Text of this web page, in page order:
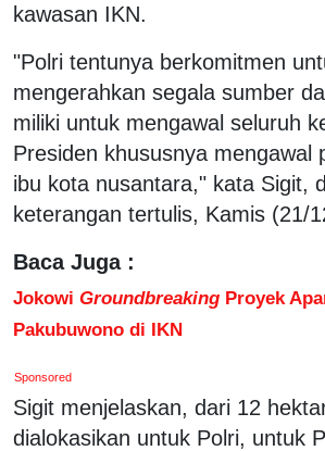
kawasan IKN.
"Polri tentunya berkomitmen
mengerahkan segala sumber
miliki untuk mengawal seluruh
Presiden khususnya mengawal
ibu kota nusantara," kata Sigit,
keterangan tertulis, Kamis (21/
Baca Juga :
Jokowi Groundbreaking Proyek
Pakubuwono di IKN
Sponsored
Sigit menjelaskan, dari 12
dialokasikan untuk Polri, untuk